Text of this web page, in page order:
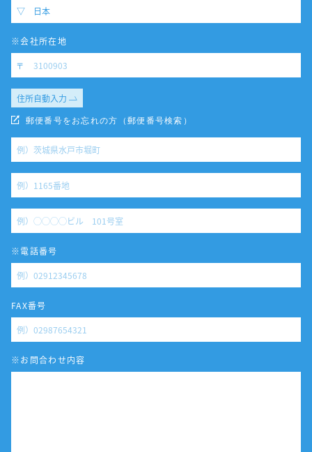
※会社所在地
住所自動入力
郵便番号をお忘れの方（郵便番号検索）
※電話番号
FAX番号
※お問合わせ内容